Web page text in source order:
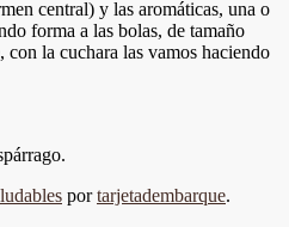
central) y las aromáticas, una o
forma a las bolas, de tamaño
con la cuchara las vamos haciendo
portarjetadembarque.